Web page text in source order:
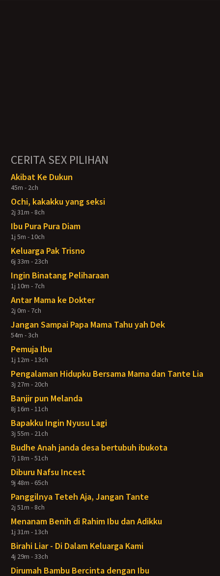
CERITA SEX PILIHAN
Akibat Ke Dukun
45m - 2ch
Ochi, kakakku yang seksi
2j 31m - 8ch
Ibu Pura Pura Diam
1j 5m - 10ch
Keluarga Pak Trisno
6j 33m - 23ch
Ingin Binatang Peliharaan
1j 10m - 7ch
Antar Mama ke Dokter
2j 0m - 7ch
Jangan Sampai Papa Mama Tahu yah Dek
54m - 3ch
Pemuja Ibu
1j 12m - 13ch
Pengalaman Hidupku Bersama Mama dan Tante Lia
3j 27m - 20ch
Banjir pun Melanda
8j 16m - 11ch
Bapakku Ingin Nyusu Lagi
3j 55m - 21ch
Budhe Anah janda desa bertubuh ibukota
7j 18m - 51ch
Diburu Nafsu Incest
9j 48m - 65ch
Panggilnya Teteh Aja, Jangan Tante
2j 51m - 8ch
Menanam Benih di Rahim Ibu dan Adikku
1j 31m - 13ch
Birahi Liar - Di Dalam Keluarga Kami
4j 29m - 33ch
Dirumah Bambu Bercinta dengan Ibu